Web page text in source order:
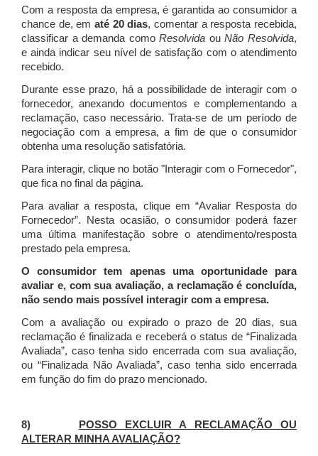
Com a resposta da empresa, é garantida ao consumidor a
chance de, em até 20 dias, comentar a resposta recebida,
classificar a demanda comoResolvida ouNão Resolvida,
e ainda indicar seu nível de satisfação com o atendimento
recebido.
Durante esse prazo, há a possibilidade de interagir com o
fornecedor, anexando documentos e complementando a
reclamação, caso necessário.Trata-se de um período de
negociação com a empresa, a fim de que o consumidor
obtenha uma resolução satisfatória.
Para interagir, clique no botão "Interagir com o Fornecedor",
que fica no final da página.
Para avaliar a resposta, clique em “Avaliar Resposta do
Fornecedor”. Nesta ocasião, o consumidor poderá fazer
uma última manifestação sobre o atendimento/resposta
prestado pela empresa.
O consumidor tem apenas uma oportunidade para
avaliar e, com sua avaliação, a reclamação é concluída,
não sendo mais possível interagir com a empresa.
Com a avaliação ou expirado o prazo de 20 dias, sua
reclamação é finalizada e receberá o status de “Finalizada
Avaliada”, caso tenha sido encerrada com sua avaliação,
ou “Finalizada Não Avaliada”, caso tenha sido encerrada
em função do fim do prazo mencionado.
8)
POSSO EXCLUIR A RECLAMAÇÃO OU
ALTERAR MINHA AVALIAÇÃO?